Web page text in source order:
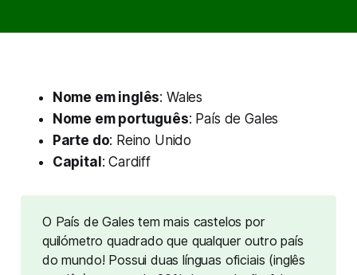
Nome em inglês: Wales
Nome em português: País de Gales
Parte do: Reino Unido
Capital : Cardiff
O País de Gales tem mais castelos por
quilómetro quadrado que qualquer outro país
do mundo! Possui duas línguas oficiais (inglês